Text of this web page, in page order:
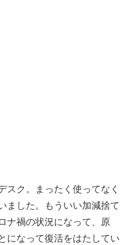
スク。まったく使ってなく
ました。もういい加減捨て
ナ禍の状況になって、原
になって復活をはたしてい